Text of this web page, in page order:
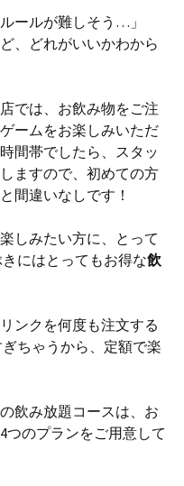
ールが難しそう…」
、どれがいいかわから
では、お飲み物をご注
ームをお楽しみいただ
間帯でしたら、スタッ
ますので、初めての方
間違いなしです！
しみたい方に、とって
にはとってもお得な飲
ンクを何度も注文する
ちゃうから、定額で楽
飲み放題コースは、お
のプランをご用意して